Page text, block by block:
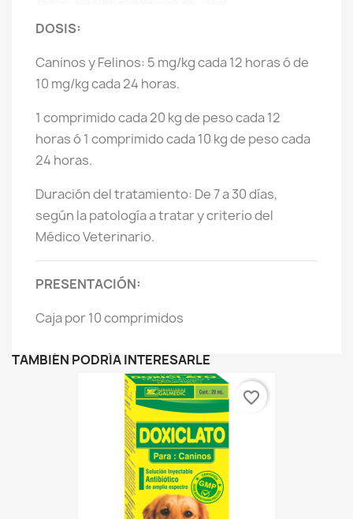
DOSIS:
Caninos y Felinos: 5 mg/kg cada 12 horas ó de
10 mg/kg cada 24 horas.
1 comprimido cada 20 kg de peso cada 12
horas ó 1 comprimido cada 10 kg de peso cada
24 horas.
Duración del tratamiento: De 7 a 30 días,
según la patología a tratar y criterio del
Médico Veterinario.
PRESENTACIÓN:
Caja por 10 comprimidos
TAMBIÉN PODRÍA INTERESARLE
favorite_border